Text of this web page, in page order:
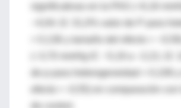
significativas en la PAS (−6,16
−4,04; I2: 31,0% valor de P para
de p para heterogeneidad = 0,106 y
efecto = -0,55) en comparación con